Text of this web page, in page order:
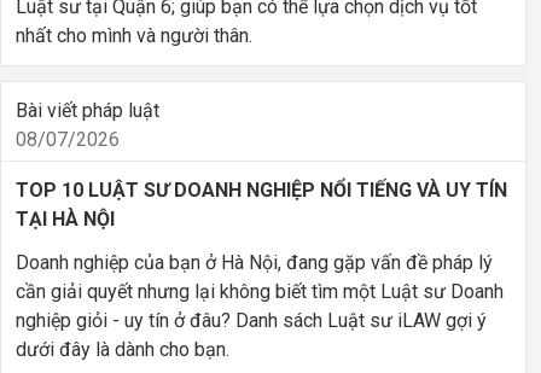
Luật sư tại Quận 6; giúp bạn có thể lựa chọn dịch vụ tốt
nhất cho mình và người thân.
Bài viết pháp luật
08/07/2026
TOP 10 LUẬT SƯ DOANH NGHIỆP NỔI TIẾNG VÀ UY TÍN
TẠI HÀ NỘI
Doanh nghiệp của bạn ở Hà Nội, đang gặp vấn đề pháp lý
cần giải quyết nhưng lại không biết tìm một Luật sư Doanh
nghiệp giỏi - uy tín ở đâu? Danh sách Luật sư iLAW gợi ý
dưới đây là dành cho bạn.